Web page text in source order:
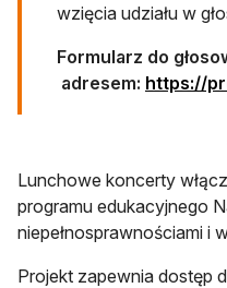
wzięcia udziału w
Formularz do
adresem: https://
Lunchowe koncerty
programu edukacyjnego
niepełnosprawnościami i
Projekt zapewnia dostęp